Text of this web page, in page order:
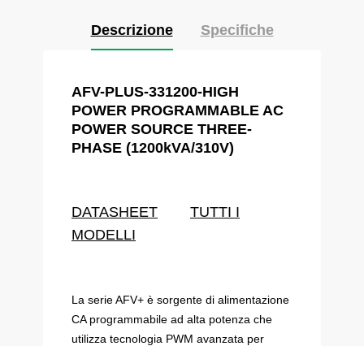
Descrizione Specifiche
AFV-PLUS-331200-HIGH
POWER PROGRAMMABLE AC
POWER SOURCE THREE-
PHASE (1200kVA/310V)
DATASHEET
TUTTI I
MODELLI
La serie AFV+ è sorgente di alimentazione
CA programmabile ad alta potenza che
utilizza tecnologia PWM avanzata per